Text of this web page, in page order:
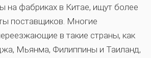
на фабриках в Китае, ищут более
поставщиков. Многие
в такие страны, как
Мьянма, Филиппины и Таиланд,